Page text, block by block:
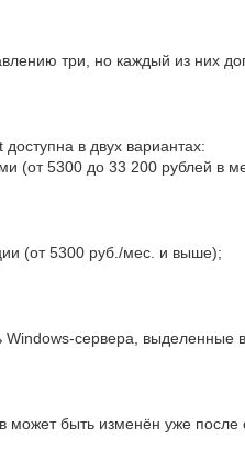
три, но каждый из них
в двух вариантах:
(от 5300 до 33 200 рублей в
(от 5300 руб./мес. и выше);
сервера, выделенные
может быть изменён уже